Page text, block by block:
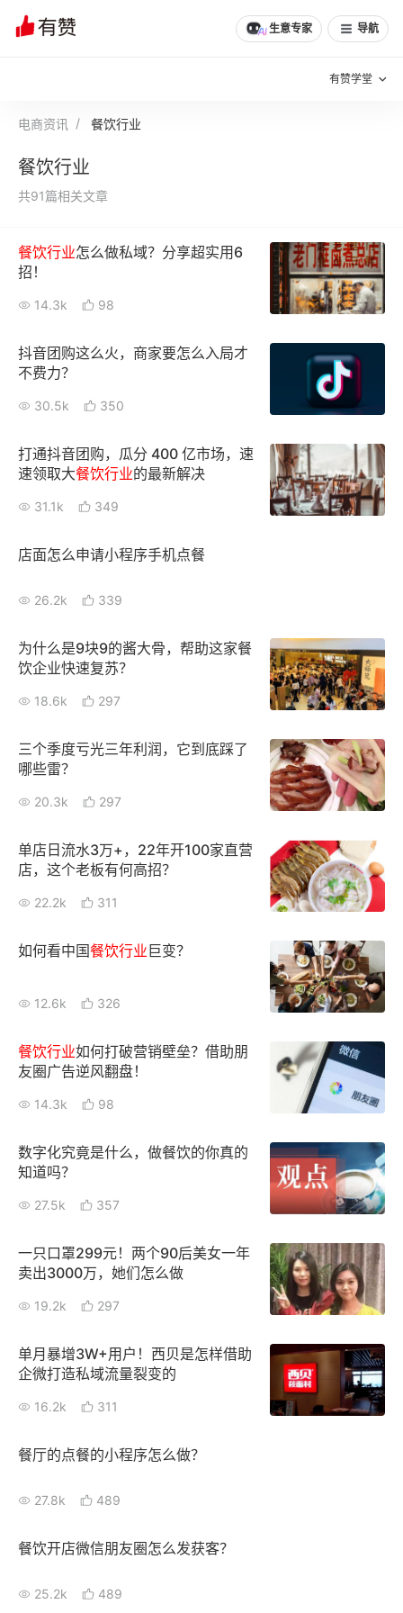
生意专家 导航
有赞学堂
私域日历
有赞成功案例 新零售最佳实践
面对面聊增长
有赞春季发布会 实干家直播间
新零售大会
AllValue 战略合作
增长产品指南
智库 产品场景库
品牌消费观
培训课程
私域课程
增长俱乐部
入驻有赞
认证服务商 设计服务商
电商资讯 餐饮行业
餐饮行业
共91篇相关文章
餐饮行业怎么做私域？分享超实用6
招！
14.3k 98
抖音团购这么火，商家要怎么入局才
不费力？
30.5k 350
打通抖音团购，瓜分 400 亿市场，速
速领取大餐饮行业的最新解决
31.1k 349
店面怎么申请小程序手机点餐
26.2k 339
为什么是9块9的酱大骨，帮助这家餐
饮企业快速复苏？
18.6k 297
三个季度亏光三年利润，它到底踩了
哪些雷？
20.3k 297
单店日流水3万+，22年开100家直营
店，这个老板有何高招？
22.2k 311
如何看中国餐饮行业 巨变？
12.6k 326
餐饮行业如何打破营销壁垒？借助朋
友圈广告逆风翻盘！
14.3k 98
数字化究竟是什么，做餐饮的你真的
知道吗？
27.5k 357
一只口罩299元！两个90后美女一年
卖出3000万，她们怎么做
19.2k 297
单月暴增3W+用户！西贝是怎样借助
企微打造私域流量裂变的
16.2k 311
餐厅的点餐的小程序怎么做？
27.8k 489
餐饮开店微信朋友圈怎么发获客？
25.2k 489